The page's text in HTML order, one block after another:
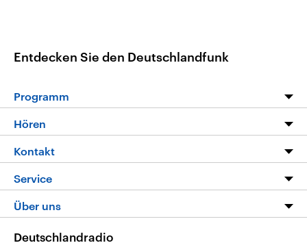
Entdecken Sie den Deutschlandfunk
Programm
Programm
Die Nachrichten
Nachrichtenleicht
Neue Beiträge auf dlf.de
Hören
Livestream
Podcasts
Deutschlandfunk App
Nachrichten App
Kontakt
Hörerservice
Service
FAQ
Über uns
Deutschlandradio